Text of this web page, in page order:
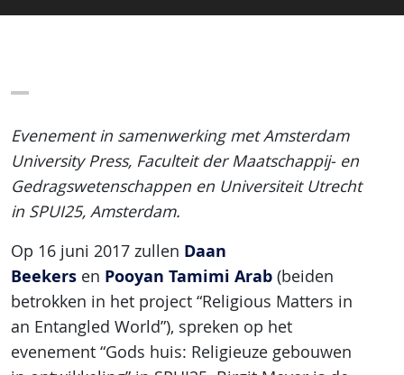
Evenement in samenwerking met Amsterdam
University Press, Faculteit der Maatschappij- en
Gedragswetenschappen en Universiteit Utrecht
in SPUI25, Amsterdam.
Op 16 juni 2017 zullen Daan
Beekers en Pooyan Tamimi Arab (beiden
betrokken in het project “Religious Matters in
an Entangled World”), spreken op het
evenement “Gods huis: Religieuze gebouwen